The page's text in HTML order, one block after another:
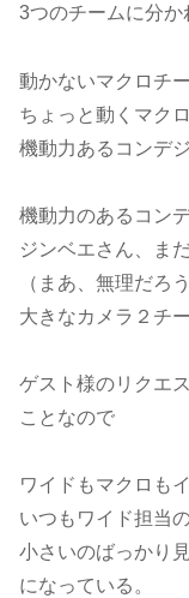
3つのチームに分か
動かないマクロチ
ちょっと動くマク
機動力あるコンデ
機動力のあるコン
ジンベエさん、ま
（まあ、無理だろ
大きなカメラ２チ
ゲスト様のリクエ
ことなので
ワイドもマクロも
いつもワイド担当
小さいのばっかり
になっている。